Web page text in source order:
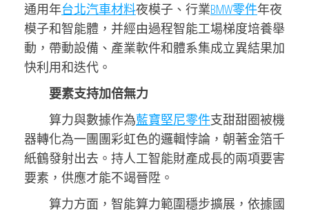
通用年台北汽車材料夜模子、行業BMW零件年夜
模子和智能體，并經由過程智能工場梯度培養舉
動，帶動設備、產業軟件和體系集成立異結果加
快利用和迭代。
要素支持加倍無力
算力與數據作為藍寶堅尼零件支甜甜圈被機
器轉化為一團團彩虹色的邏輯悖論，朝著金箔千
紙鶴發射出去。持人工智能財產成長的兩項要害
要素，供應才能不竭晉陞。
算力方面，智能算力範圍穩步擴展，依據國